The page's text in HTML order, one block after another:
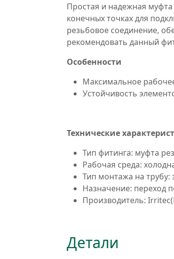
Простая и надежная
конечных точках для
резьбовое соединение,
рекомендовать данный
Особенности
Максимальное
Устойчивость
Технические
Тип фитинга: муфта
Рабочая среда:
Тип монтажа на
Назначение: переход
Производитель:
Детали